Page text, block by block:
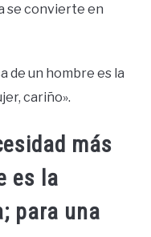
se convierte en
de un hombre es la
cariño».
más
es la
para una